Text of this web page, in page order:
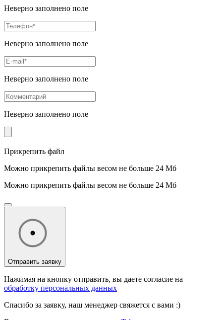
Неверно заполнено поле
Неверно заполнено поле
Неверно заполнено поле
Неверно заполнено поле
Прикрепить файл
Можно прикрепить файлы весом не больше 24 Мб
Можно прикрепить файлы весом не больше 24 Мб
Отправить заявку
Нажимая на кнопку отправить, вы даете согласие на
обработку персональных данных
Спасибо за заявку, наш менеджер свяжется с вами :)